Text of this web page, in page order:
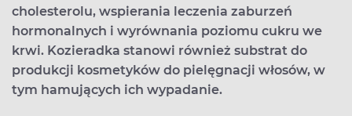
cholesterolu, wspierania leczenia zaburzeń
hormonalnych i wyrównania poziomu cukru we
krwi. Kozieradka stanowi również substrat do
produkcji kosmetyków do pielęgnacji włosów, w
tym hamujących ich wypadanie.